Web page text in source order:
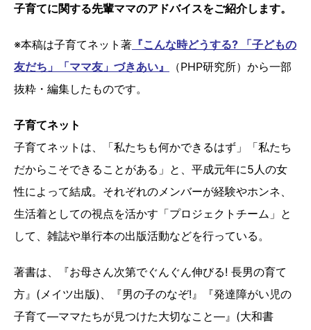
子育てに関する先輩ママのアドバイスをご紹介します。
※本稿は子育てネット著 『こんな時どうする? 「子どもの
友だち」「ママ友」づきあい』
（PHP研究所）から一部
抜粋・編集したものです。
子育てネット
子育てネットは、「私たちも何かできるはず」「私たち
だからこそできることがある」と、平成元年に5人の女
性によって結成。それぞれのメンバーが経験やホンネ、
生活着としての視点を活かす「プロジェクトチーム」と
して、雑誌や単行本の出版活動などを行っている。
著書は、『お母さん次第でぐんぐん伸びる! 長男の育て
方』(メイツ出版)、『男の子のなぞ!』『発達障がい児の
子育て―ママたちが見つけた大切なこと―』(大和書